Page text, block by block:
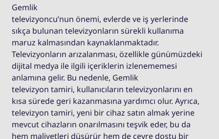
Gemlik
televizyoncu’nun önemi, evlerde ve iş yerlerinde
sıkça bulunan televizyonların sürekli kullanıma
maruz kalmasından kaynaklanmaktadır.
Televizyonların arızalanması, özellikle günümüzdeki
dijital medya ile ilgili içeriklerin izlenememesi
anlamına gelir. Bu nedenle, Gemlik
televizyon tamiri, kullanıcıların televizyonlarını en
kısa sürede geri kazanmasına yardımcı olur. Ayrıca,
televizyon tamiri, yeni bir cihaz satın almak yerine
mevcut cihazların onarılmasını teşvik eder, bu da
hem maliyetleri düşürür hem de çevre dostu bir